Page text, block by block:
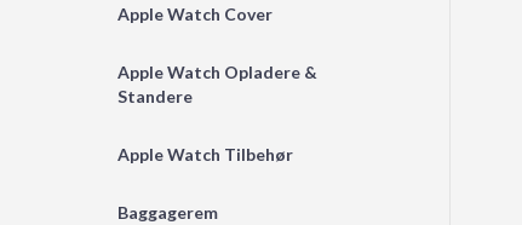
Apple Watch Cover
Apple Watch Opladere &
Standere
Apple Watch Tilbehør
Baggagerem